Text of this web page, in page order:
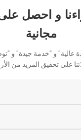
و احصل
مجانية
عالية" و "خدمة جيدة" و
على تحقيق المزيد من